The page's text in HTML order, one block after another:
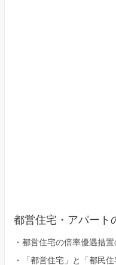
都営住宅・アパート
・ 都営住宅の倍率優遇措
・
「都営住宅」と「都民